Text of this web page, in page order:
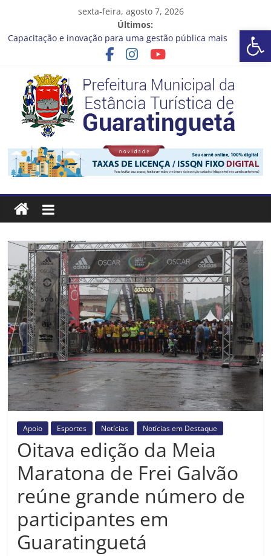
sexta-feira, agosto 7, 2026
Últimos:
Guaratinguetá realizará ação de vacinação contra a Febre
Amarela na região da Rocinha
Capacitação e inovação para uma gestão pública mais
Seu próximo emprego pode estar mais perto do que você
imagina
Novo curso no Qualifica Guará
Prefeitura de Guaratinguetá divulga novo cronograma dos
editais da PNAB
Prefeitura
Estância
Turística
Guaratinguetá
Prefeitura
Estância
Turística
Guaratinguetá
Apoio Esportes Notícias Notícias em Destaque
Oitava edição da Meia
Maratona de Frei Galvão
reúne grande número de
participantes em
Guaratinguetá